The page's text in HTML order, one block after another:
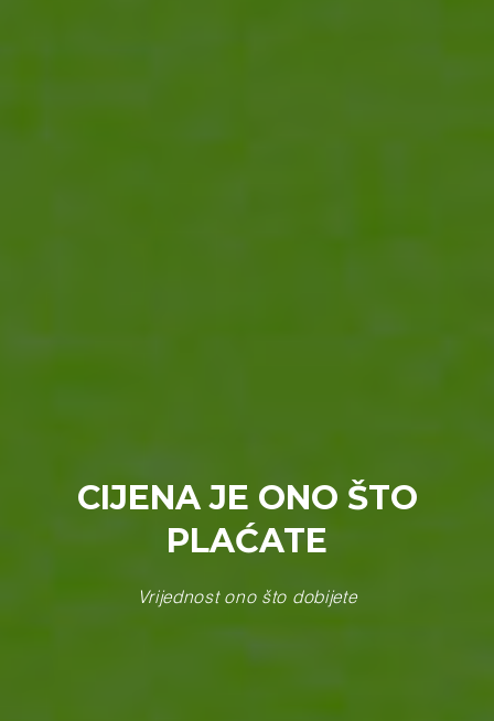
CIJENA JE ONO ŠTO
PLAĆATE
Vrijednost ono što dobijete